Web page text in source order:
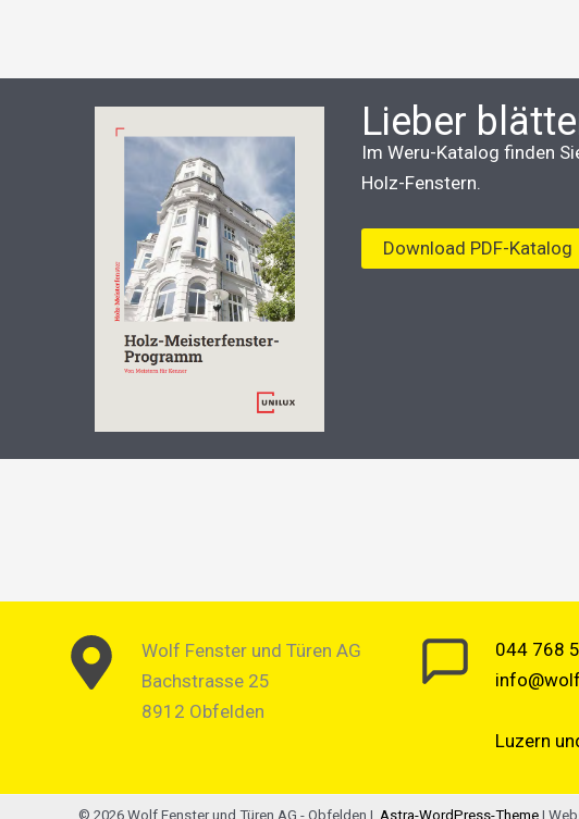
Lieber
Im Weru-Katalog finden
Holz-Fenstern.
Download PDF-Katalog
Wolf Fenster und Türen AG
Bachstrasse 25
8912 Obfelden
044 768
Luzern
© 2026 Wolf Fenster und Türen AG - Obfelden | Astra-WordPress-Theme |